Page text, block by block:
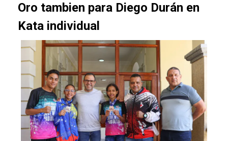
Oro tambien para Diego Durán en
Kata individual